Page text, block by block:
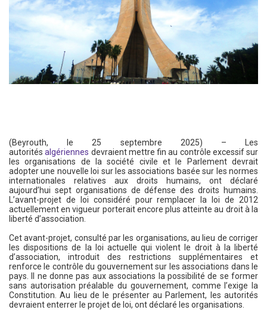
(Beyrouth, le 25 septembre 2025) – Les
autoritésalgériennes devraient mettre fin au contrôle excessif sur
les organisations de la société civile et le Parlement devrait
adopter une nouvelle loi sur les associations basée sur les normes
internationales relatives aux droits humains, ont déclaré
aujourd’hui sept organisations de défense des droits humains.
L’avant-projet de loi considéré pour remplacer la loi de 2012
actuellement en vigueur porterait encore plus atteinte au droit à la
liberté d’association.
Cet avant-projet, consulté par les organisations, au lieu de corriger
les dispositions de la loi actuelle qui violent le droit à la liberté
d’association, introduit des restrictions supplémentaires et
renforce le contrôle du gouvernement sur les associations dans le
pays. Il ne donne pas aux associations la possibilité de se former
sans autorisation préalable du gouvernement, comme l’exige la
Constitution. Au lieu de le présenter au Parlement, les autorités
devraient enterrer le projet de loi, ont déclaré les organisations.